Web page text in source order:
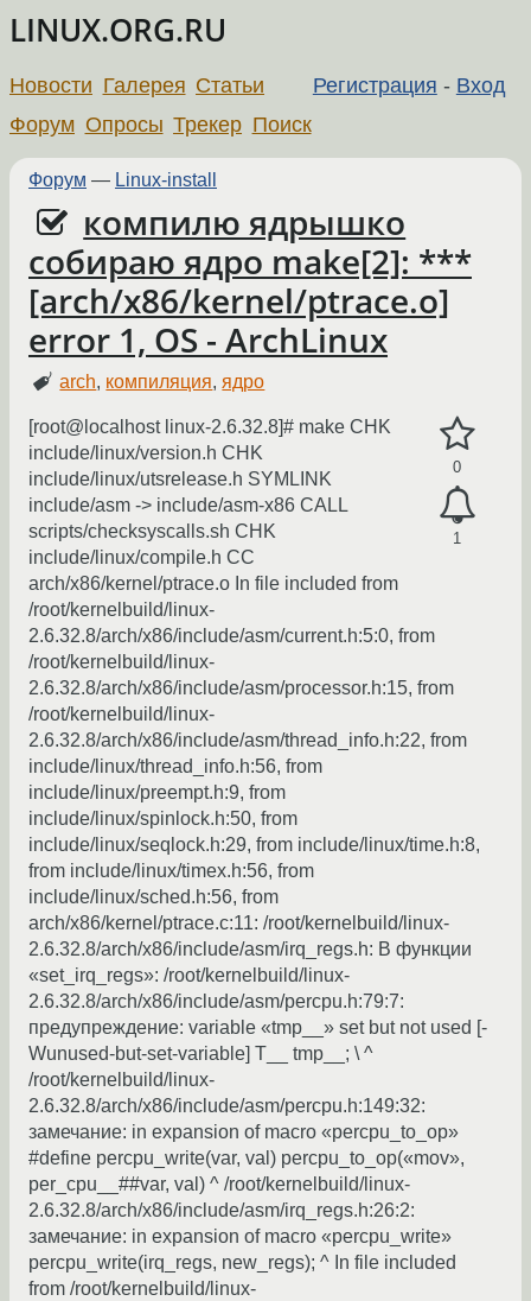
LINUX.ORG.RU
Регистрация - Вход
Новости Галерея Статьи
Форум Опросы Трекер Поиск
Форум — Linux-install
компилю ядрышко
собираю ядро make[2]: ***
[arch/x86/kernel/ptrace.o]
error 1, OS - ArchLinux
arch, компиляция,ядро
0
1
[root@localhost linux-2.6.32.8]# make CHK
include/linux/version.h CHK
include/linux/utsrelease.h SYMLINK
include/asm -> include/asm-x86 CALL
scripts/checksyscalls.sh CHK
include/linux/compile.h CC
arch/x86/kernel/ptrace.o In file included from
/root/kernelbuild/linux-
2.6.32.8/arch/x86/include/asm/current.h:5:0, from
/root/kernelbuild/linux-
2.6.32.8/arch/x86/include/asm/processor.h:15, from
/root/kernelbuild/linux-
2.6.32.8/arch/x86/include/asm/thread_info.h:22, from
include/linux/thread_info.h:56, from
include/linux/preempt.h:9, from
include/linux/spinlock.h:50, from
include/linux/seqlock.h:29, from include/linux/time.h:8,
from include/linux/timex.h:56, from
include/linux/sched.h:56, from
arch/x86/kernel/ptrace.c:11: /root/kernelbuild/linux-
2.6.32.8/arch/x86/include/asm/irq_regs.h: В функции
«set_irq_regs»: /root/kernelbuild/linux-
2.6.32.8/arch/x86/include/asm/percpu.h:79:7:
предупреждение: variable «tmp__» set but not used [-
Wunused-but-set-variable] T__ tmp__; \ ^
/root/kernelbuild/linux-
2.6.32.8/arch/x86/include/asm/percpu.h:149:32:
замечание: in expansion of macro «percpu_to_op»
#define percpu_write(var, val) percpu_to_op(«mov»,
per_cpu__##var, val) ^ /root/kernelbuild/linux-
2.6.32.8/arch/x86/include/asm/irq_regs.h:26:2:
замечание: in expansion of macro «percpu_write»
percpu_write(irq_regs, new_regs); ^ In file included
from /root/kernelbuild/linux-